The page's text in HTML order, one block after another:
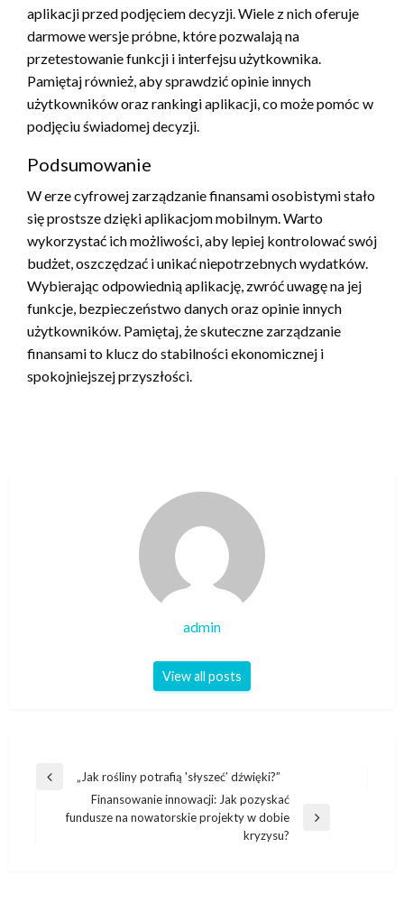
aplikacji przed podjęciem decyzji. Wiele z nich oferuje
darmowe wersje próbne, które pozwalają na
przetestowanie funkcji i interfejsu użytkownika.
Pamiętaj również, aby sprawdzić opinie innych
użytkowników oraz rankingi aplikacji, co może pomóc w
podjęciu świadomej decyzji.
Podsumowanie
W erze cyfrowej zarządzanie finansami osobistymi stało
się prostsze dzięki aplikacjom mobilnym. Warto
wykorzystać ich możliwości, aby lepiej kontrolować swój
budżet, oszczędzać i unikać niepotrzebnych wydatków.
Wybierając odpowiednią aplikację, zwróć uwagę na jej
funkcje, bezpieczeństwo danych oraz opinie innych
użytkowników. Pamiętaj, że skuteczne zarządzanie
finansami to klucz do stabilności ekonomicznej i
spokojniejszej przyszłości.
admin
View all posts
Nawigacja
Previous
„Jak rośliny potrafią 'słyszeć’ dźwięki?”
Next
Finansowanie innowacji: Jak pozyskać
fundusze na nowatorskie projekty w dobie
kryzysu?